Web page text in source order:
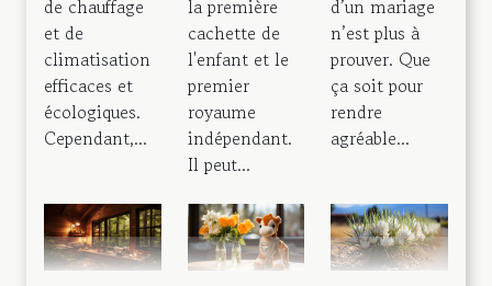
de chauffage
et de
climatisation
efficaces et
écologiques.
Cependant,...
la première
cachette de
l'enfant et le
premier
royaume
indépendant.
Il peut...
d’un mariage
n’est plus à
prouver. Que
ça soit pour
rendre
agréable...